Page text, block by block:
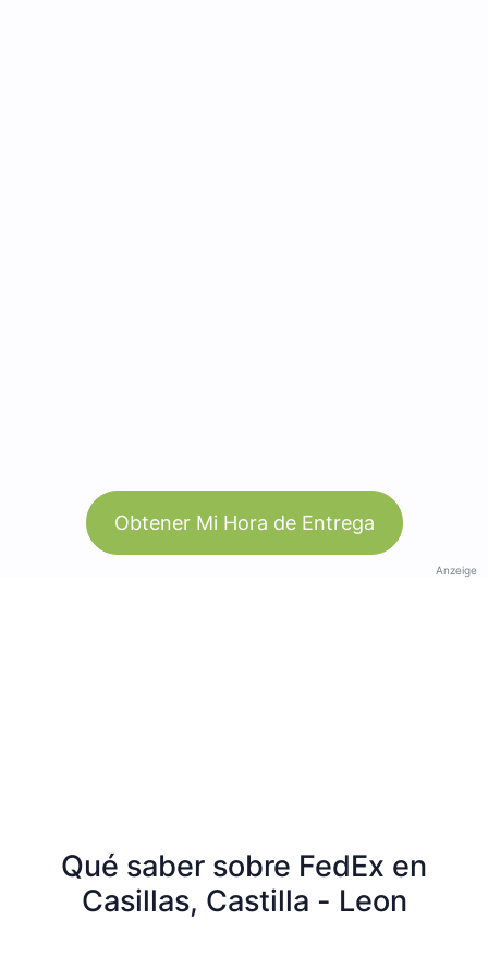
Obtener Mi Hora de Entrega
Anzeige
Qué saber sobre FedEx en
Casillas, Castilla - Leon